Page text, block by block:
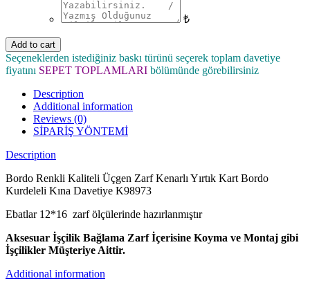
₺
Add to cart
Seçeneklerden istediğiniz baskı türünü seçerek toplam davetiye
fiyatını SEPET TOPLAMLARI bölümünde görebilirsiniz
Description
Additional information
Reviews (0)
SİPARİŞ YÖNTEMİ
Description
Bordo Renkli Kaliteli Üçgen Zarf Kenarlı Yırtık Kart Bordo
Kurdeleli Kına Davetiye K98973
Ebatlar 12*16 zarf ölçülerinde hazırlanmıştır
Aksesuar İşçilik Bağlama Zarf İçerisine Koyma ve Montaj gibi
İşçilikler Müşteriye Aittir.
Additional information